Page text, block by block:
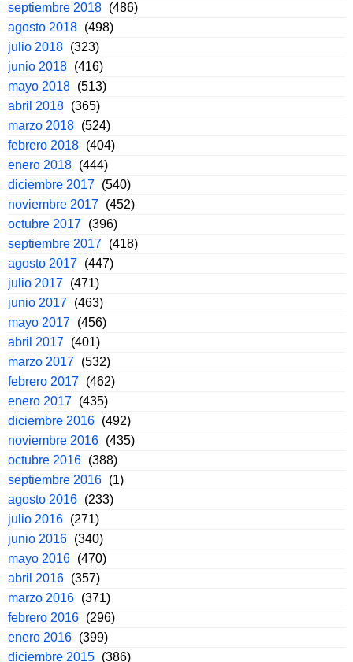
septiembre 2018 (486)
agosto 2018 (498)
julio 2018 (323)
junio 2018 (416)
mayo 2018 (513)
abril 2018 (365)
marzo 2018 (524)
febrero 2018 (404)
enero 2018 (444)
diciembre 2017 (540)
noviembre 2017 (452)
octubre 2017 (396)
septiembre 2017 (418)
agosto 2017 (447)
julio 2017 (471)
junio 2017 (463)
mayo 2017 (456)
abril 2017 (401)
marzo 2017 (532)
febrero 2017 (462)
enero 2017 (435)
diciembre 2016 (492)
noviembre 2016 (435)
octubre 2016 (388)
septiembre 2016 (1)
agosto 2016 (233)
julio 2016 (271)
junio 2016 (340)
mayo 2016 (470)
abril 2016 (357)
marzo 2016 (371)
febrero 2016 (296)
enero 2016 (399)
diciembre 2015 (386)